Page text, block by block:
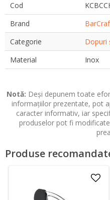
Cod
Brand
Categorie
Dopuri
Material
Inox
Notă: Deși depunem toate
informațiilor prezentate, pot
caracter informativ, iar
produselor pot fi
Produse